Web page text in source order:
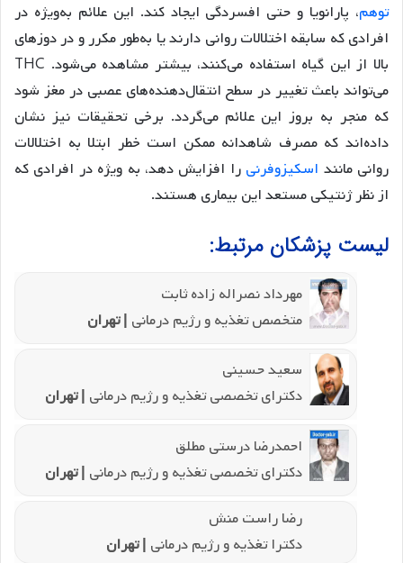
توهم، پارانویا و حتی افسردگی ایجاد کند. این علائم به‌ویژه در
افرادی که سابقه اختلالات روانی دارند یا به‌طور مکرر و در دوزهای
بالا از این گیاه استفاده می‌کنند، بیشتر مشاهده می‌شود. THC
می‌تواند باعث تغییر در سطح انتقال‌دهنده‌های عصبی در مغز شود
که منجر به بروز این علائم می‌گردد. برخی تحقیقات نیز نشان
داده‌اند که مصرف شاهدانه ممکن است خطر ابتلا به اختلالات
روانی مانند اسکیزوفرنی را افزایش دهد، به ویژه در افرادی که
از نظر ژنتیکی مستعد این بیماری هستند.
لیست پزشکان مرتبط:
مهرداد نصراله زاده ثابت
متخصص تغذیه و رژیم درمانی | تهران
سعید حسینی
دکترای تخصصی تغذیه و رژیم درمانی | تهران
احمدرضا درستی مطلق
دکترای تخصصی تغذیه و رژیم درمانی | تهران
رضا راست منش
دکترا تغذیه و رژیم درمانی | تهران